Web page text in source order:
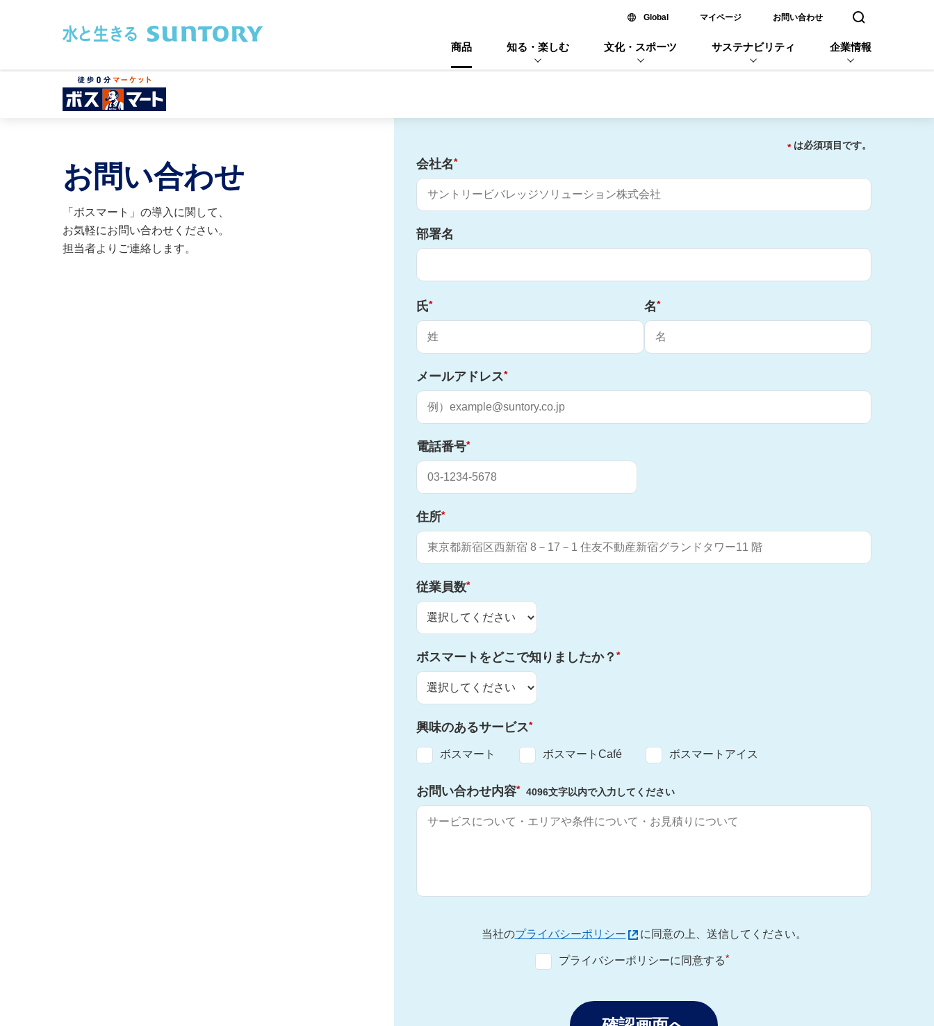
Global新しいウィンドウで開く
マイページ お問い合わせ 検索窓を開く
商品 知る・楽しむ 文化・スポーツ サステナビリティ 企業情報
お問い合わせ
「ボスマート」の導入に関して、
お気軽にお問い合わせください。
担当者よりご連絡します。
* は必須項目です。
会社名*
部署名
氏* 名*
メールアドレス*
電話番号*
住所*
従業員数*
ボスマートをどこで知りましたか？ *
興味のあるサービス*
ボスマート ボスマートCafé ボスマートアイス
お問い合わせ内容* 4096文字以内で入力してください
当社のプライバシーポリシー に同意の上、送信してください。
プライバシーポリシーに同意する*